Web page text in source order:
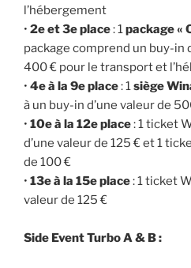
l’hébergement
• 2e et 3e place: 1package «
package comprend un buy-in
400 € pour le transport et
• 4e à la 9e place: 1siège
à un buy-in d’une valeur de
• 10e à la 12e place: 1 ticket
d’une valeur de 125 € et 1
de 100 €
• 13e à la 15e place: 1 ticket
valeur de 125 €
Side Event Turbo A & B :